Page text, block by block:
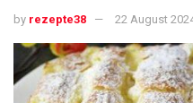
by rezepte38 22 August